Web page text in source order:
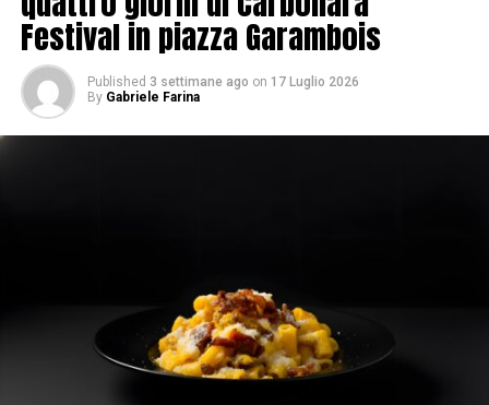
Festival in piazza Garambois
Published 3 settimane ago on 17 Luglio 2026
By Gabriele Farina